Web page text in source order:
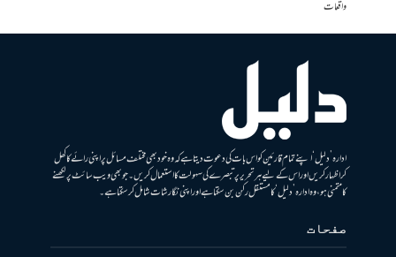
واقعات
ادارہ ’دلیل‘ اپنے تمام قارئین کو اس بات کی دعوت دیتا ہے کہ وہ خود بھی مختلف مسائل پر اپنی رائے کا کھل
کر اظہار کریں اور اس کے لیے ہر تحریر پر تبصرے کی سہولت کا استعمال کریں۔ جو بھی ویب سائٹ پر لکھنے
کا متمنی ہو، وہ ادارہ ’دلیل‘ کا مستقل رکن بن سکتا ہے اور اپنی نگارشات شامل کرسکتا ہے۔
صفحات